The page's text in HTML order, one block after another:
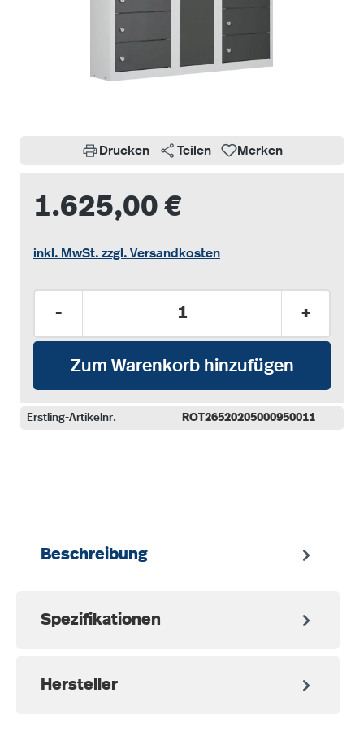
Drucken Teilen Merken
1.625,00 €
inkl. MwSt. zzgl. Versandkosten
- +
Zum Warenkorb hinzufügen
Erstling-Artikelnr. ROT26520205000950011
Beschreibung
Spezifikationen
Hersteller